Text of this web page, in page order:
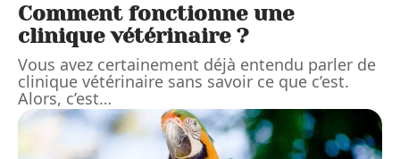
Comment fonctionne une
clinique vétérinaire ?
Vous avez certainement déjà entendu parler de
clinique vétérinaire sans savoir ce que c’est.
Alors, c’est…